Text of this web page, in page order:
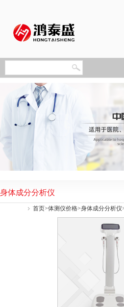
身体成分分析仪
首页>体测仪价格>身体成分分析仪